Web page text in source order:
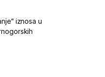
iznosa u